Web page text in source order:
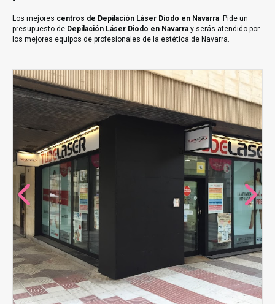
Los mejores centros de Depilación Láser Diodo en Navarra. Pide un
presupuesto de Depilación Láser Diodo en Navarra y serás atendido por
los mejores equipos de profesionales de la estética de Navarra.